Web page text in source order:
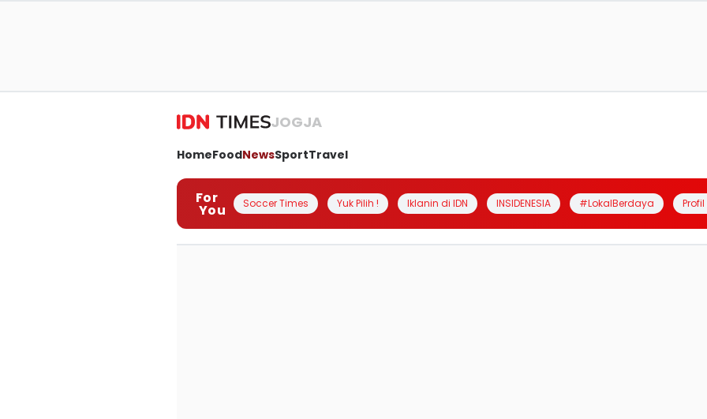
JOGJA
HomeFoodNewsSportTravel
For
You Soccer Times Yuk Pilih ! Iklanin di IDN INSIDENESIA #LokalBerdaya